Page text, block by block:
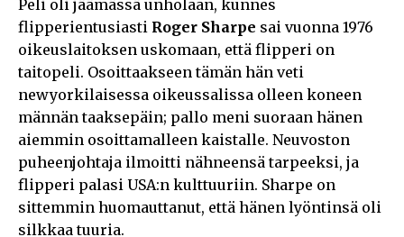
Peli oli jäämässä unholaan, kunnes
flipperientusiasti Roger Sharpe sai vuonna 1976
oikeuslaitoksen uskomaan, että flipperi on
taitopeli. Osoittaakseen tämän hän veti
newyorkilaisessa oikeussalissa olleen koneen
männän taaksepäin; pallo meni suoraan hänen
aiemmin osoittamalleen kaistalle. Neuvoston
puheenjohtaja ilmoitti nähneensä tarpeeksi, ja
flipperi palasi USA:n kulttuuriin. Sharpe on
sittemmin huomauttanut, että hänen lyöntinsä oli
silkkaa tuuria.